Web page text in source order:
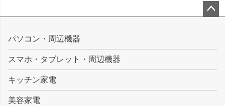
ップ
パソコン・周辺機器
スマホ・タブレット・周辺機器
キッチン家電
美容家電